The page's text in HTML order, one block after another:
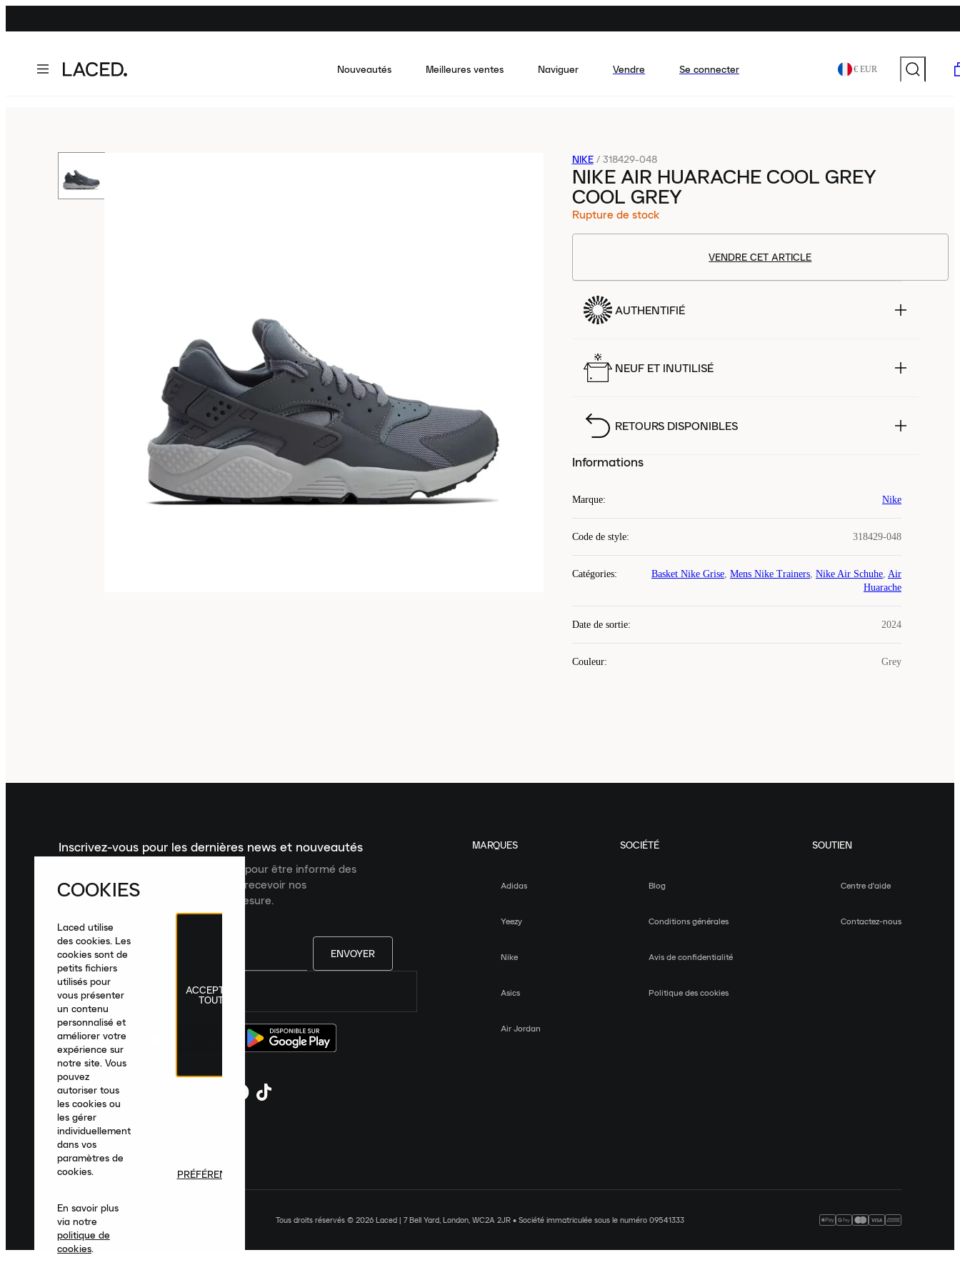
Nouveautés Meilleures ventes Naviguer Vendre Se connecter € EUR
NIKE / 318429-048
NIKE AIR HUARACHE COOL GREY
COOL GREY
Rupture de stock
VENDRE CET ARTICLE
AUTHENTIFIÉ
NEUF ET INUTILISÉ
RETOURS DISPONIBLES
Informations
Marque: Nike
Code de style: 318429-048
Catégories: Basket Nike Grise, Mens Nike Trainers, Nike Air Schuhe, Air
Huarache
Date de sortie: 2024
Couleur: Grey
Inscrivez-vous pour les dernières news et nouveautés
Inscrivez-vous à la newsletter Laced pour être informé des
dernières nouveautés, collections et recevoir nos
recommandations de produits sur mesure.
ENVOYER
France|Français
MARQUES
Adidas
Yeezy
Nike
Asics
Air Jordan
SOCIÉTÉ
Blog
Conditions générales
Avis de confidentialité
Politique des cookies
SOUTIEN
Centre d'aide
Contactez-nous
Tous droits réservés © 2026 Laced | 7 Bell Yard, London, WC2A 2JR • Société immatriculée sous le numéro 09541333
COOKIES
Laced utilise
des cookies. Les
cookies sont de
petits fichiers
utilisés pour
vous présenter
un contenu
personnalisé et
améliorer votre
expérience sur
notre site. Vous
pouvez
autoriser tous
les cookies ou
les gérer
individuellement
dans vos
paramètres de
cookies.
En savoir plus
via notre
politique de
cookies.
ACCEPTER
TOUT
PRÉFÉRENCES